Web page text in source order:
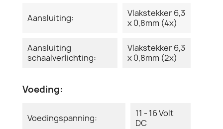
Aansluiting:
Vlakstekker 6,3
x 0,8mm (4x)
Aansluiting
schaalverlichting:
Vlakstekker 6,3
x 0,8mm (2x)
Voeding:
Voedingspanning:
11 - 16 Volt
DC